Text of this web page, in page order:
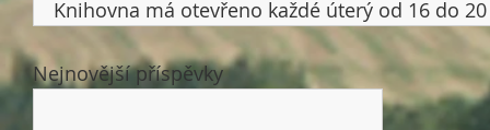
Knihovna má otevřeno každé úterý od 16 do
Nejnovější příspěvky